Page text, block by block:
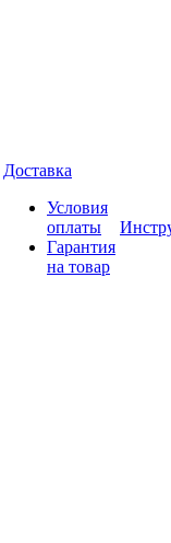
Доставка
Условия
оплаты
Гарантия
на товар